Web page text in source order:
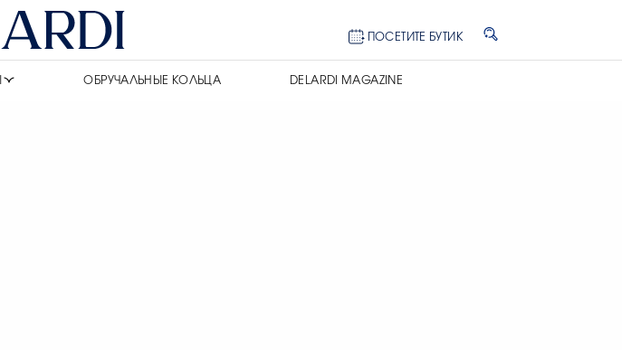
ПОСЕТИТЕ БУТИК
ОБРУЧАЛЬНЫЕ КОЛЬЦА DELARDI MAGAZINE